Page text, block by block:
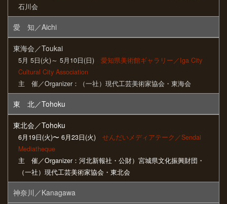
石川会
愛 知／Aichi
東海会／Toukai
5月 5日(火)～ 5月10日(日) 愛知県美術館ギャラリー／Iga City
Cultural City Association
主 催／Organizer：（一社）現代工芸美術家協会・東海会
東 北／Tohoku
東北会／Tohoku
6月19日(火)〜 6月23日(火) せんだいメディアテーク／Sendai
Mediatheque
主 催／Organizer：河北新報社・公財）宮城県文化振興財団・
（一社）現代工芸美術家協会・東北会
神奈川／Kanagawa